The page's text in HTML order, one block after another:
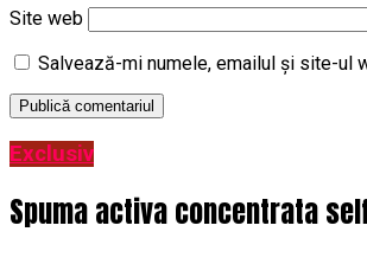
Site web
Salvează-mi numele, emailul și site-ul
Exclusiv
Spuma activa concentrata